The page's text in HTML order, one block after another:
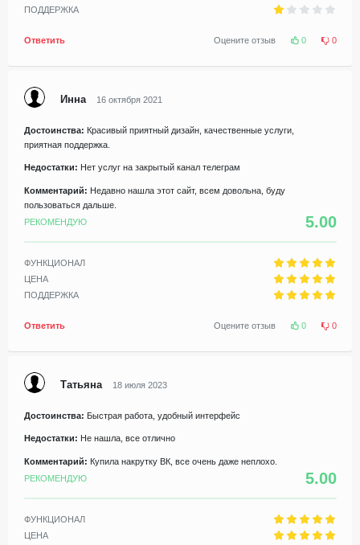
ПОДДЕРЖКА
Ответить Оцените отзыв 0 0
Инна 16 октября 2021
Достоинства: Красивый приятный дизайн, качественные услуги,
приятная поддержка.
Недостатки: Нет услуг на закрытый канал телеграм
Комментарий: Недавно нашла этот сайт, всем довольна, буду
пользоваться дальше.
РЕКОМЕНДУЮ
5.00
ФУНКЦИОНАЛ
ЦЕНА
ПОДДЕРЖКА
Ответить Оцените отзыв 0 0
Татьяна 18 июля 2023
Достоинства: Быстрая работа, удобный интерфейс
Недостатки: Не нашла, все отлично
Комментарий: Купила накрутку ВК, все очень даже неплохо.
РЕКОМЕНДУЮ
5.00
ФУНКЦИОНАЛ
ЦЕНА